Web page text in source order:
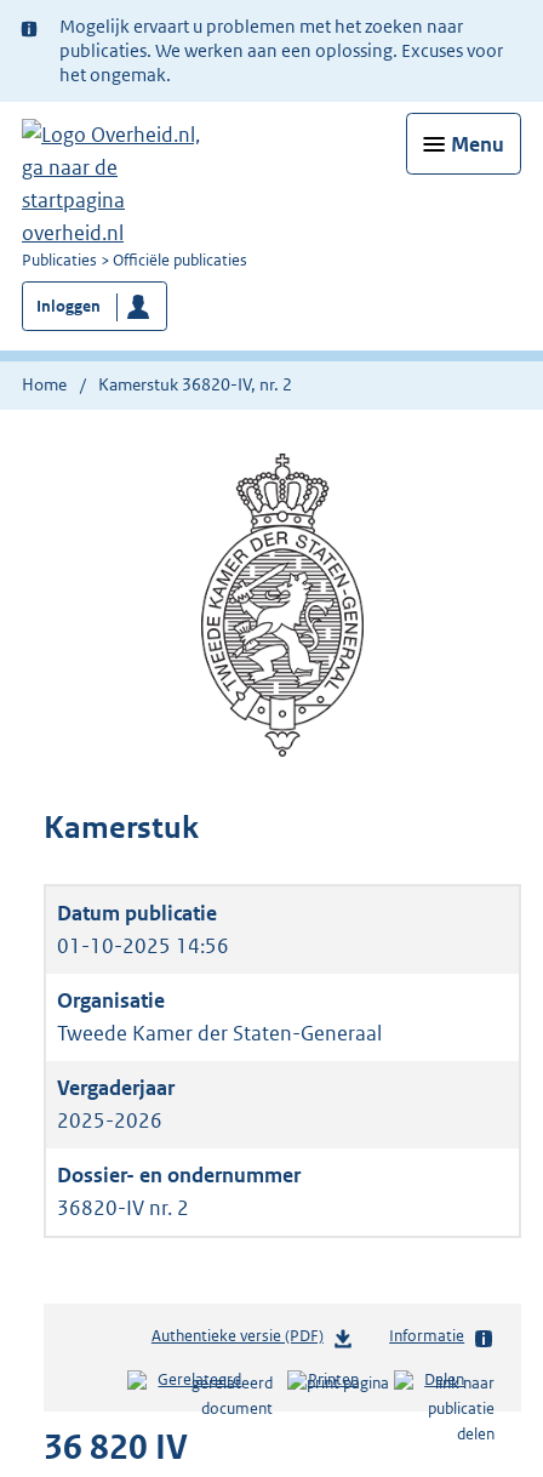
Ter
informatie:
Mogelijk ervaart u problemen met het zoeken naar
publicaties. We werken aan een oplossing. Excuses voor
het ongemak.
Menu
U
bent
nu
hier:
Publicaties Officiële publicaties
Inloggen
Home Kamerstuk 36820-IV, nr. 2
Kamerstuk
01-10-2025 14:56
Tweede Kamer der Staten-Generaal
2025-2026
36820-IV nr. 2
Authentieke versie (PDF)b
s
Informatie
Gerelateerd Printen Delen
36 820 IV